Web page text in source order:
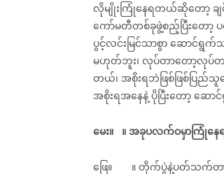
လိုမျိုးကြုံနေရတယ်ဆိုတော့ ချ
ကော်မတီတစ်ခုဖွဲ့စည့်ပြီးတေ
ပွင့်လင်းမြင်သာစွာ ဆောင်ရွ
မဟုတ်ဘူး၊ လုပ်တာတော့လုပ်တယ်
တယ်၊ အစိုးရဘဲဖြစ်ဖြစ်ပြည်သူတွ
အစိုးရအနေနဲ့ ပိုပြီးတော့ ဆေ
မေး။ ။ အခုပလက်ဝမှာကြုံနေ
ဖြေ။ ။ တိုက်ပွဲနဲ့ပတ်သက်တာ